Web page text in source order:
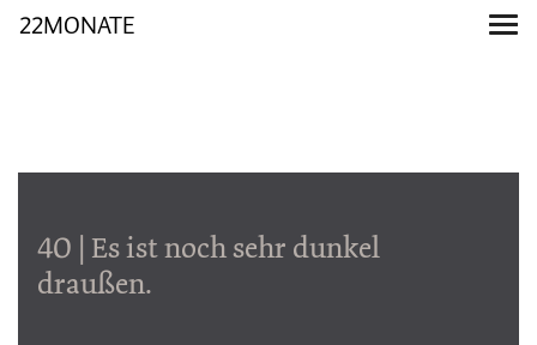
22MONATE
40 | Es ist noch sehr dunkel
draußen.